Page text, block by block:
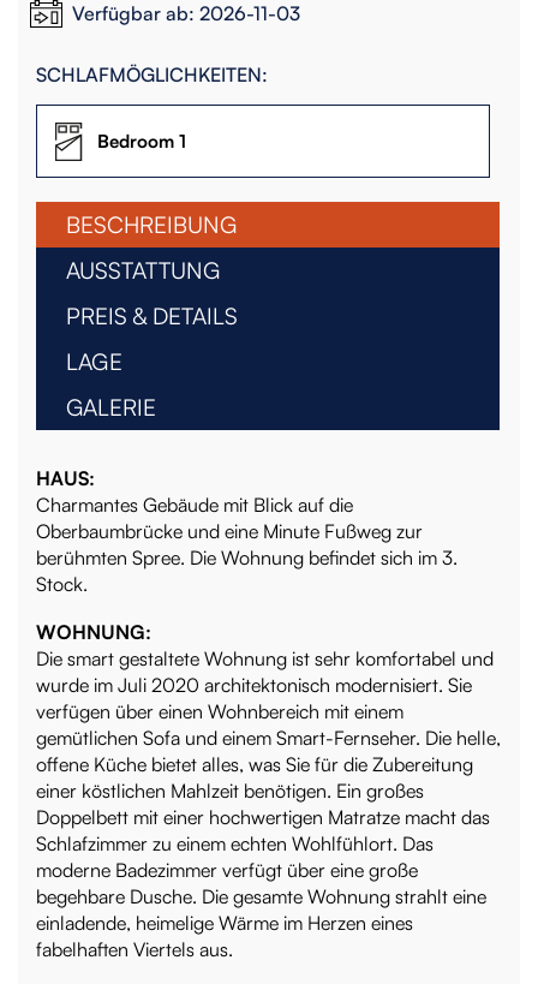
Verfügbar ab: 2026-11-03
SCHLAFMÖGLICHKEITEN:
Bedroom 1
BESCHREIBUNG
AUSSTATTUNG
PREIS & DETAILS
LAGE
GALERIE
HAUS:
Charmantes Gebäude mit Blick auf die
Oberbaumbrücke und eine Minute Fußweg zur
berühmten Spree. Die Wohnung befindet sich im 3.
Stock.
WOHNUNG:
Die smart gestaltete Wohnung ist sehr komfortabel und
wurde im Juli 2020 architektonisch modernisiert. Sie
verfügen über einen Wohnbereich mit einem
gemütlichen Sofa und einem Smart-Fernseher. Die helle,
offene Küche bietet alles, was Sie für die Zubereitung
einer köstlichen Mahlzeit benötigen. Ein großes
Doppelbett mit einer hochwertigen Matratze macht das
Schlafzimmer zu einem echten Wohlfühlort. Das
moderne Badezimmer verfügt über eine große
begehbare Dusche. Die gesamte Wohnung strahlt eine
einladende, heimelige Wärme im Herzen eines
fabelhaften Viertels aus.